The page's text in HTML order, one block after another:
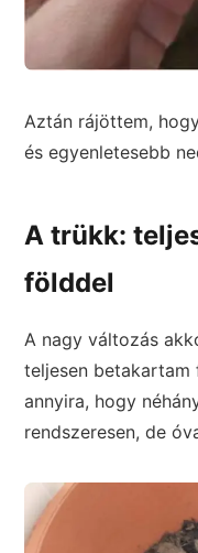
Aztán rájöttem,
és egyenletesebb
A trükk:
földdel
A nagy változás
teljesen betakartam
annyira, hogy
rendszeresen, de